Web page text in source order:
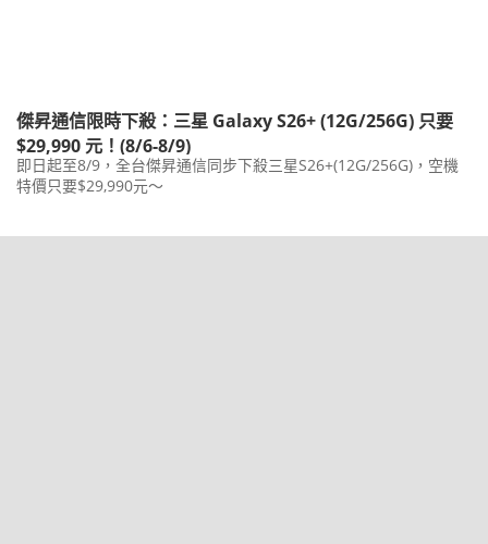
傑昇通信限時下殺：三星 Galaxy S26+ (12G/256G) 只要
$29,990 元！(8/6-8/9)
即日起至8/9，全台傑昇通信同步下殺三星S26+(12G/256G)，空機
特價只要$29,990元～